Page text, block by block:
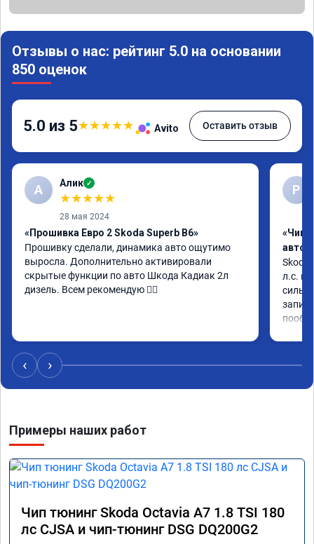
Отзывы о нас: рейтинг 5.0 на основании
850 оценок
5.0 из 5★★★★★ Avito Оставить отзыв
А Алик ✓
★★★★★
28 мая 2024
«Прошивка Евро 2 Skoda Superb B6»
Прошивку сделали, динамика авто ощутимо
выросла. Дополнительно активировали
скрытые функции по авто Шкода Кадиак 2л
дизель. Всем рекомендую 👍🏼
Р
«Чип
Skoda
л.с.
‹ ›
Примеры наших работ
Чип тюнинг Skoda Octavia A7 1.8 TSI 180
лс CJSA и чип-тюнинг DSG DQ200G2